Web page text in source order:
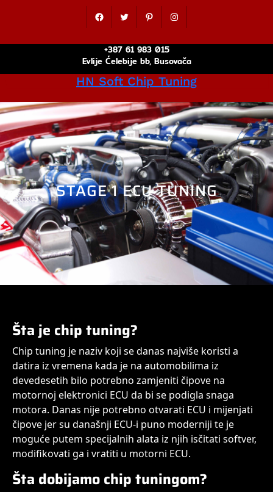
Facebook Twitter Pinterest Instagram
+387 61 983 015
Evlije Ćelebije bb, Busovača
HN Soft Chip Tuning
STAGE 1 ECU TUNING
Šta je chip tuning?
Chip tuning je naziv koji se danas najviše koristi a
datira iz vremena kada je na automobilima iz
devedesetih bilo potrebno zamjeniti čipove na
motornoj elektronici ECU da bi se podigla snaga
motora. Danas nije potrebno otvarati ECU i mijenjati
čipove jer su današnji ECU-i puno moderniji te je
moguće putem specijalnih alata iz njih isčitati softver,
modifikovati ga i vratiti u motorni ECU.
Šta dobijamo chip tuningom?